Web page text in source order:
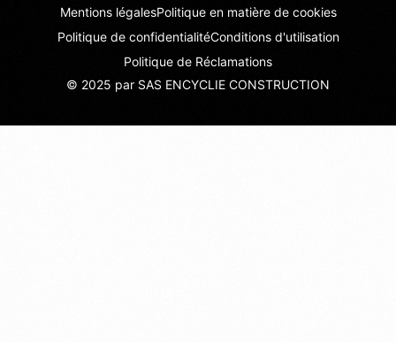
© 2025 par SAS ENCYCLIE CONSTRUCTION
Mentions légalesPolitique en matière de cookies
Politique de confidentialitéConditions d'utilisation
Politique de Réclamations